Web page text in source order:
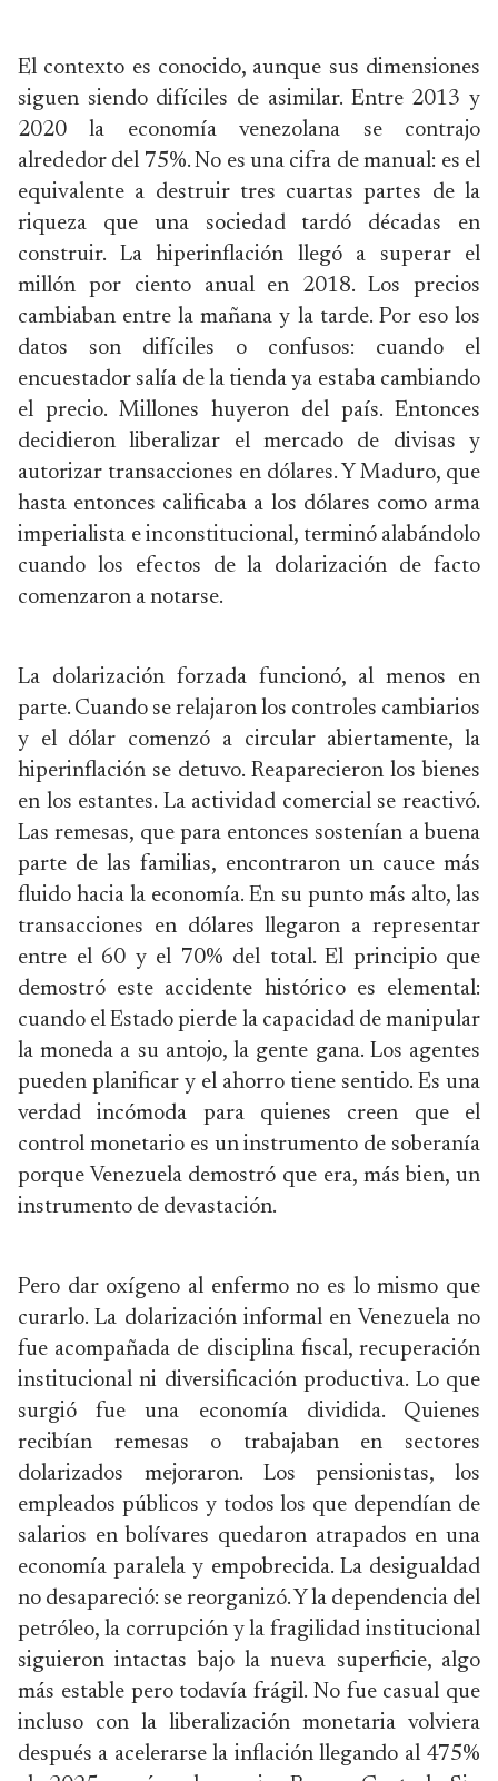
El contexto es conocido, aunque sus dimensiones
siguen siendo difíciles de asimilar. Entre 2013 y
2020 la economía venezolana se contrajo
alrededor del 75%. No es una cifra de manual: es el
equivalente a destruir tres cuartas partes de la
riqueza que una sociedad tardó décadas en
construir. La hiperinflación llegó a superar el
millón por ciento anual en 2018. Los precios
cambiaban entre la mañana y la tarde. Por eso los
datos son difíciles o confusos: cuando el
encuestador salía de la tienda ya estaba cambiando
el precio. Millones huyeron del país. Entonces
decidieron liberalizar el mercado de divisas y
autorizar transacciones en dólares. Y Maduro, que
hasta entonces calificaba a los dólares como arma
imperialista e inconstitucional, terminó alabándolo
cuando los efectos de la dolarización de facto
comenzaron a notarse.
La dolarización forzada funcionó, al menos en
parte. Cuando se relajaron los controles cambiarios
y el dólar comenzó a circular abiertamente, la
hiperinflación se detuvo. Reaparecieron los bienes
en los estantes. La actividad comercial se reactivó.
Las remesas, que para entonces sostenían a buena
parte de las familias, encontraron un cauce más
fluido hacia la economía. En su punto más alto, las
transacciones en dólares llegaron a representar
entre el 60 y el 70% del total. El principio que
demostró este accidente histórico es elemental:
cuando el Estado pierde la capacidad de manipular
la moneda a su antojo, la gente gana. Los agentes
pueden planificar y el ahorro tiene sentido. Es una
verdad incómoda para quienes creen que el
control monetario es un instrumento de soberanía
porque Venezuela demostró que era, más bien, un
instrumento de devastación.
Pero dar oxígeno al enfermo no es lo mismo que
curarlo. La dolarización informal en Venezuela no
fue acompañada de disciplina fiscal, recuperación
institucional ni diversificación productiva. Lo que
surgió fue una economía dividida. Quienes
recibían remesas o trabajaban en sectores
dolarizados mejoraron. Los pensionistas, los
empleados públicos y todos los que dependían de
salarios en bolívares quedaron atrapados en una
economía paralela y empobrecida. La desigualdad
no desapareció: se reorganizó. Y la dependencia del
petróleo, la corrupción y la fragilidad institucional
siguieron intactas bajo la nueva superficie, algo
más estable pero todavía frágil. No fue casual que
incluso con la liberalización monetaria volviera
después a acelerarse la inflación llegando al 475%